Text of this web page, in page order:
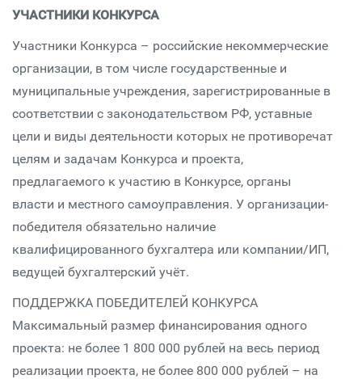
УЧАСТНИКИ КОНКУРСА
Участники Конкурса – российские некоммерческие
организации, в том числе государственные и
муниципальные учреждения, зарегистрированные в
соответствии с законодательством РФ, уставные
цели и виды деятельности которых не противоречат
целям и задачам Конкурса и проекта,
предлагаемого к участию в Конкурсе, органы
власти и местного самоуправления. У организации-
победителя обязательно наличие
квалифицированного бухгалтера или компании/ИП,
ведущей бухгалтерский учёт.
ПОДДЕРЖКА ПОБЕДИТЕЛЕЙ КОНКУРСА
Максимальный размер финансирования одного
проекта: не более 1 800 000 рублей на весь период
реализации проекта, не более 800 000 рублей – на